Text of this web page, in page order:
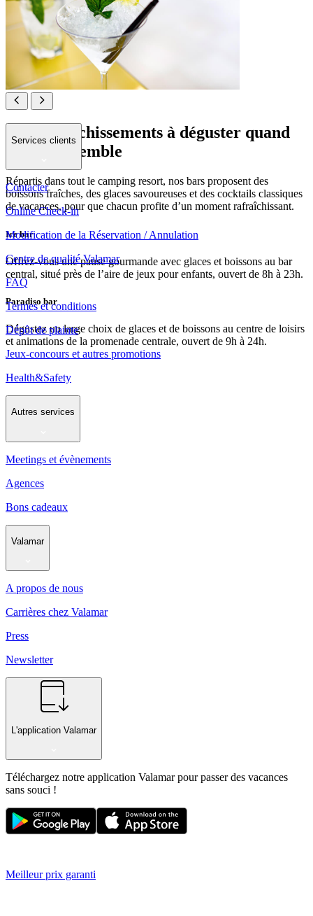
Des rafraîchissements à déguster quand
bon vous semble
Répartis dans tout le camping resort, nos bars proposent des
boissons fraîches, des glaces savoureuses et des cocktails classiques
de vacances, pour que chacun profite d’un moment rafraîchissant.
Ice bar
Offrez-vous une pause gourmande avec glaces et boissons au bar
central, situé près de l’aire de jeux pour enfants, ouvert de 8h à 23h.
Paradiso bar
Dégustez un large choix de glaces et de boissons au centre de loisirs
et animations de la promenade centrale, ouvert de 9h à 24h.
Services clients
Contacter
Online Check-in
Modification de la Réservation / Annulation
Centre de qualité Valamar
FAQ
Termes et conditions
Dépôt de plainte
Jeux-concours et autres promotions
Health&Safety
Autres services
Meetings et évènements
Agences
Bons cadeaux
Valamar
A propos de nous
Carrières chez Valamar
Press
Newsletter
L'application Valamar
Téléchargez notre application Valamar pour passer des vacances
sans souci !
Meilleur prix garanti